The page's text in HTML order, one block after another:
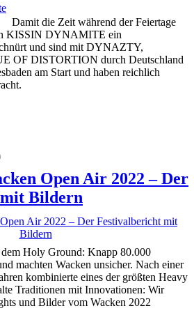
Damit die Zeit während der Feiertage
KISSIN DYNAMITE ein
und sind mit DYNAZTY,
OF DISTORTION durch Deutschland
am Start und haben reichlich
Open Air 2022 – Der
Bildern
Holy Ground: Knapp 80.000
machten Wacken unsicher. Nach einer
kombinierte eines der größten Heavy
Traditionen mit Innovationen: Wir
und Bilder vom Wacken 2022